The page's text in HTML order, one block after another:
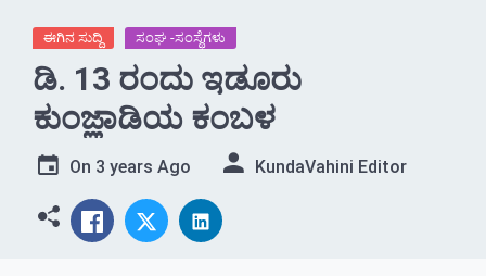
ಈಗಿನ ಸುದ್ದಿ ಸಂಘ -ಸಂಸ್ಥೆಗಳು
ಡಿ. 13 ರಂದು ಇಡೂರು
ಕುಂಜ್ಞಾಡಿಯ ಕಂಬಳ
On 3 years Ago KundaVahini Editor